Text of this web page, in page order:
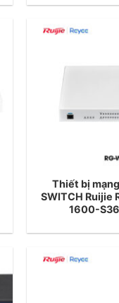
Thiết bị
SWITCH Ruijie
1600-